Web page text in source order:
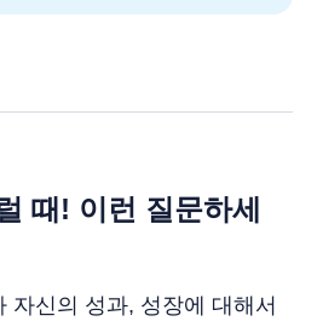
때! 이런 질문하세
자신의 성과, 성장에 대해서